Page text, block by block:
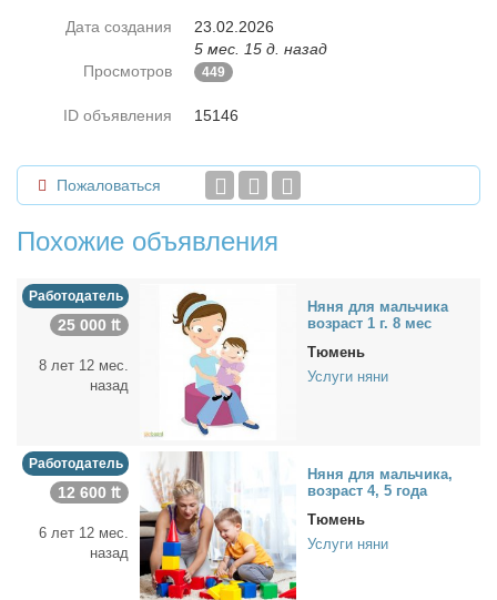
Дата создания
23.02.2026
5 мес. 15 д. назад
Просмотров
449
ID объявления 15146
Пожаловаться
Похожие объявления
Работодатель
25 000 ₶
8 лет 12 мес.
назад
Ня­ня для маль­чи­ка
воз­раст 1 г. 8 мес
Тюмень
Услуги няни
Работодатель
12 600 ₶
6 лет 12 мес.
назад
Ня­ня для маль­чи­ка,
воз­раст 4, 5 го­да
Тюмень
Услуги няни